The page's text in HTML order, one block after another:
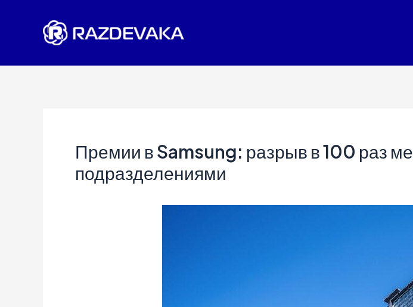
содержимому
Премии в Samsung: разрыв в 100 раз
подразделениями